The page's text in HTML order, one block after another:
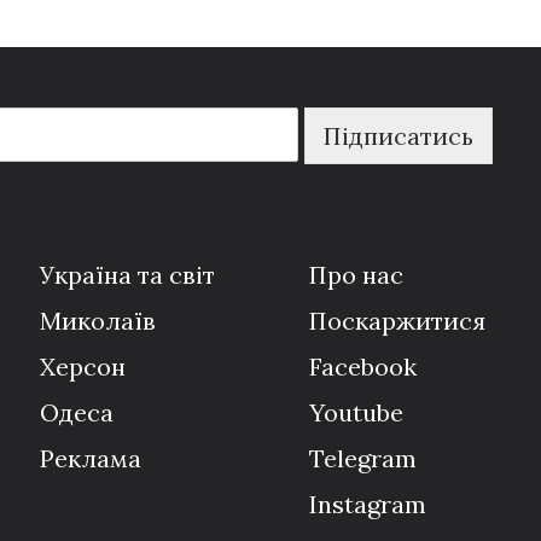
Підписатись
Україна та світ
Миколаїв
Херсон
Одеса
Реклама
Про нас
Поскаржитися
Facebook
Youtube
Telegram
Instagram